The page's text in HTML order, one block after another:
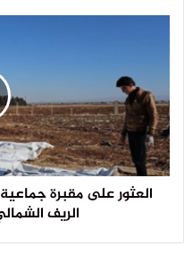
العثور على مقبرة
الريف